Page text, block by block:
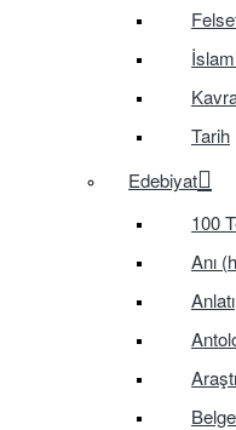
Tarih
Edebiyat
100
Anı
Anlatı